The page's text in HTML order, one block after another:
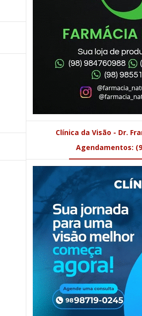
Clínica da Visão - Dr.
Agendamentos: